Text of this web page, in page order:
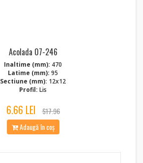
Acolada 07-246
Inaltime (mm): 470
Latime (mm): 95
Sectiune (mm): 12x12
Profil: Lis
6.66 LEI
$17.96
Adaugă în coș